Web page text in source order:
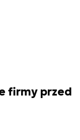
firmy przed